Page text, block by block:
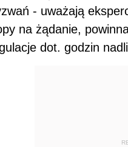
- uważają
na żądanie,
dot. godzin